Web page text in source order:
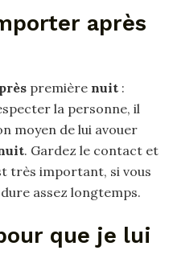
après
première nuit :
la personne, il
moyen de lui avouer
. Gardez le contact et
très important, si vous
assez longtemps.
que je lui